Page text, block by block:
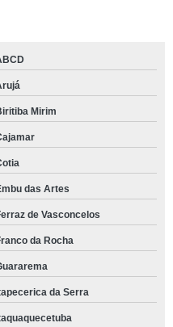
Mirim
das Artes
de Vasconcelos
da Rocha
da Serra